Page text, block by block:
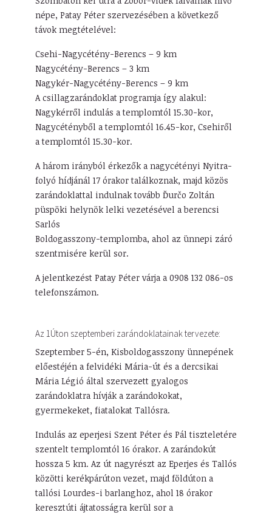
népe, Patay Péter szervezésében a következő
távok megtételével:
Csehi-Nagycétény-Berencs – 9 km
Nagycétény-Berencs – 3 km
Nagykér-Nagycétény-Berencs – 9 km
A csillagzarándoklat programja így alakul:
Nagykérről indulás a templomtól 15.30-kor,
Nagycétényből a templomtól 16.45-kor, Csehiről
a templomtól 15.30-kor.
A három irányból érkezők a nagycétényi Nyitra-
folyó hídjánál 17 órakor találkoznak, majd közös
zarándoklattal indulnak tovább Ďurčo Zoltán
püspöki helynök lelki vezetésével a berencsi
Sarlós
Boldogasszony-templomba, ahol az ünnepi záró
szentmisére kerül sor.
A jelentkezést Patay Péter várja a 0908 132 086-os
telefonszámon.
Az 1Úton szeptemberi zarándoklatainak tervezete:
Szeptember 5-én, Kisboldogasszony ünnepének
előestéjén a felvidéki Mária-út és a dercsikai
Mária Légió által szervezett gyalogos
zarándoklatra hívják a zarándokokat,
gyermekeket, fiatalokat Tallósra.
Indulás az eperjesi Szent Péter és Pál tiszteletére
szentelt templomtól 16 órakor. A zarándokút
hossza 5 km. Az út nagyrészt az Eperjes és Tallós
közötti kerékpárúton vezet, majd földúton a
tallósi Lourdes-i barlanghoz, ahol 18 órakor
keresztúti ájtatosságra kerül sor a